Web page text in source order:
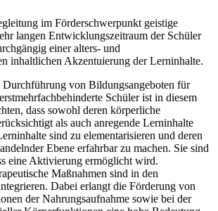
im Förderschwerpunkt geistige
langen Entwicklungszeitraum der Schüler
einer alters- und
inhaltlichen Akzentuierung der Lerninhalte.
von Bildungsangeboten für
Schüler ist in diesem
dass sowohl deren körperliche
als auch anregende Lerninhalte
sind zu elementarisieren und deren
Ebene erfahrbar zu machen. Sie sind
eine Aktivierung ermöglicht wird.
Maßnahmen sind in den
Dabei erlangt die Förderung von
der Nahrungsaufnahme sowie bei der